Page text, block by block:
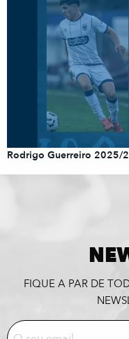
Rodrigo Guerreiro 2025/
FIQUE A PAR DE